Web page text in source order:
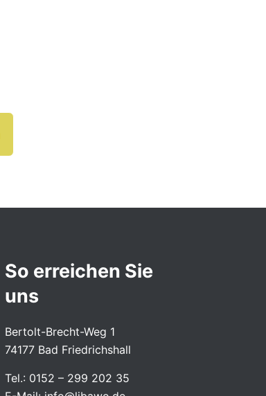
So erreichen Sie
uns
Bertolt-Brecht-Weg 1
74177 Bad Friedrichshall
Tel.: 0152 – 299 202 35